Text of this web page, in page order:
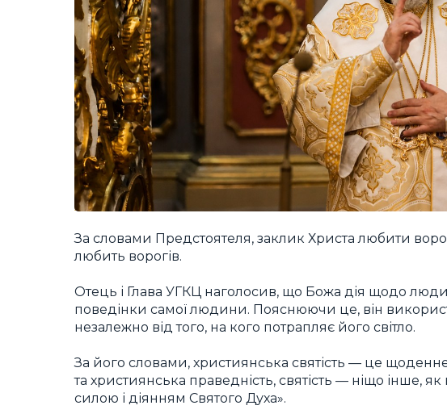
За словами Предстоятеля, заклик Христа любити
любить ворогів.
Отець і Глава УГКЦ наголосив, що Божа дія щодо
поведінки самої людини. Пояснюючи це, він
незалежно від того, на кого потрапляє його світло.
За його словами, християнська святість — це
та християнська праведність, святість — ніщо інше,
силою і діянням Святого Духа».